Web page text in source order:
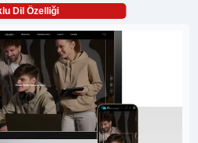
Dil Özelliği